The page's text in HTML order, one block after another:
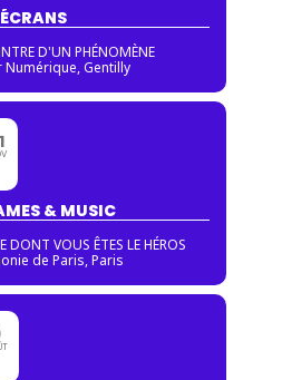
D'UN PHÉNOMÈNE
Numérique, Gentilly
& MUSIC
DONT VOUS ÊTES LE HÉROS
de Paris, Paris